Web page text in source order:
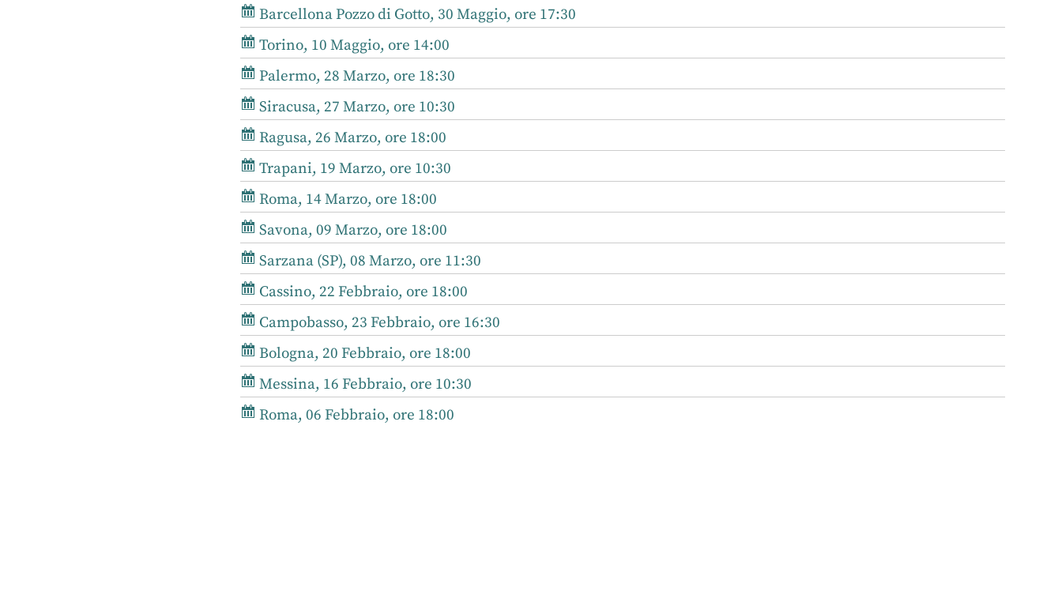
Barcellona Pozzo di Gotto, 30 Maggio, ore 17:30
Torino, 10 Maggio, ore 14:00
Palermo, 28 Marzo, ore 18:30
Siracusa, 27 Marzo, ore 10:30
Ragusa, 26 Marzo, ore 18:00
Trapani, 19 Marzo, ore 10:30
Roma, 14 Marzo, ore 18:00
Savona, 09 Marzo, ore 18:00
Sarzana (SP), 08 Marzo, ore 11:30
Cassino, 22 Febbraio, ore 18:00
Campobasso, 23 Febbraio, ore 16:30
Bologna, 20 Febbraio, ore 18:00
Messina, 16 Febbraio, ore 10:30
Roma, 06 Febbraio, ore 18:00